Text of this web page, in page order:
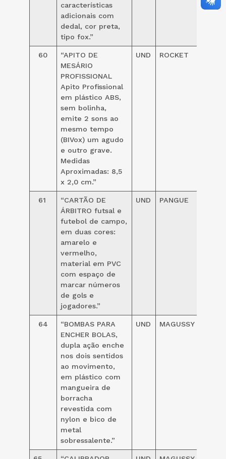
características
adicionais com
dedal, cor preta,
tipo fox.”
60
“APITO DE
MESÁRIO
PROFISSIONAL
Apito Profissional
em plástico ABS,
sem bolinha,
emite 2 sons ao
mesmo tempo
(BIVox) um agudo
e outro grave.
Medidas
Aproximadas: 8,5
x 2,0 cm.”
UND ROCKET
61
“CARTÃO DE
ÁRBITRO futsal e
futebol de campo,
em duas cores:
amarelo e
vermelho,
material em PVC
com espaço de
marcar números
de gols e
jogadores.”
UND PANGUE
64
“BOMBAS PARA
ENCHER BOLAS,
dupla ação enche
nos dois sentidos
ao movimento,
em plástico com
mangueira de
borracha
revestida com
nylon e bico de
metal
sobressalente.”
UND MAGUSSY